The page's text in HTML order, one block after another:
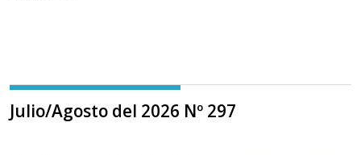
Julio/Agosto del 2026 Nº 297